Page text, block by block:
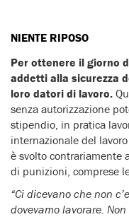
NIENTE RIPOSO
Per ottenere il giorno
addetti alla sicurezza
loro datori di lavoro.
senza autorizzazione
stipendio, in pratica
internazionale del
è svolto contrariamente
di punizioni, comprese
“Ci dicevano che non
dovevamo lavorare.